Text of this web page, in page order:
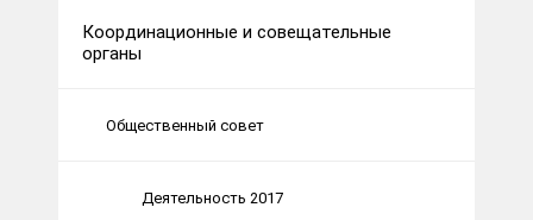
Координационные и совещательные
органы
Общественный совет
Деятельность 2017